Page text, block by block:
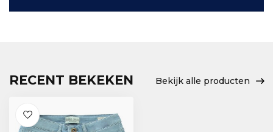
RECENT BEKEKEN Bekijk alle producten